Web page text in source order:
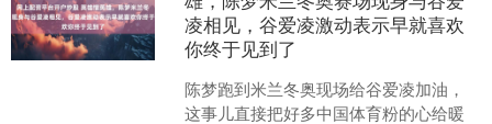
凌相见，谷爱凌激动表示早就喜欢
你终于见到了
陈梦跑到米兰冬奥现场给谷爱凌加油，
这事儿直接把好多中国体育粉的心给暖